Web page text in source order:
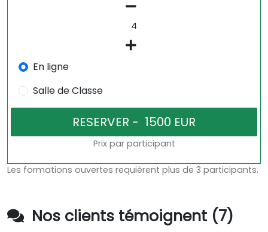
En ligne
Salle de Classe
Prix par participant
Les formations ouvertes requièrent plus de 3 participants.
Nos clients témoignent (7)